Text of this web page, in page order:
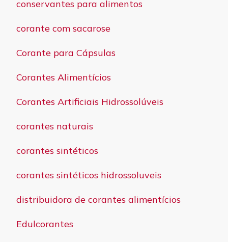
conservantes para alimentos
corante com sacarose
Corante para Cápsulas
Corantes Alimentícios
Corantes Artificiais Hidrossolúveis
corantes naturais
corantes sintéticos
corantes sintéticos hidrossoluveis
distribuidora de corantes alimentícios
Edulcorantes